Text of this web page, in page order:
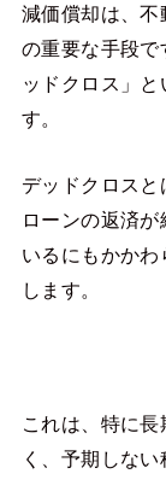
減価償却は、不
の重要な手段
ッドクロス」
す。
デッドクロス
ローンの返済
いるにもかか
します。
これは、特に
く、予期しな